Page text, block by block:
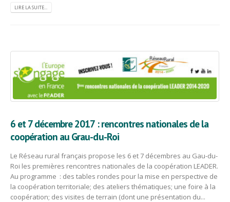
LIRE LA SUITE...
6 et 7 décembre 2017 : rencontres nationales de la
coopération au Grau-du-Roi
Le Réseau rural français propose les 6 et 7 décembres au Gau-du-
Roi les premières rencontres nationales de la coopération LEADER.
Au programme : des tables rondes pour la mise en perspective de
la coopération territoriale; des ateliers thématiques; une foire à la
coopération; des visites de terrain (dont une présentation du...